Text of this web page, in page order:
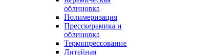
облицовка
Полимеризация
Пресскерамика и
облицовка
Термопрессование
Литейная